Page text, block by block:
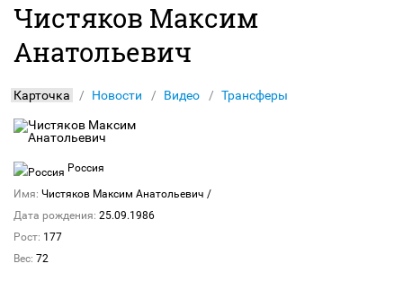
Чистяков Максим
Анатольевич
Карточка Новости Видео Трансферы
Россия
Имя: Чистяков Максим Анатольевич /
Дата рождения: 25.09.1986
Рост: 177
Вес: 72